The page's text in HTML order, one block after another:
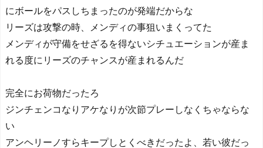
にボールをパスしちまったのが発端だからな
リーズは攻撃の時、メンディの事狙いまくってた
メンディが守備をせざるを得ないシチュエーションが産ま
れる度にリーズのチャンスが産まれるんだ
完全にお荷物だったろ
ジンチェンコなりアケなりが次節プレーしなくちゃならな
い
アンヘリーノすらキープしとくべきだったよ、若い彼だっ